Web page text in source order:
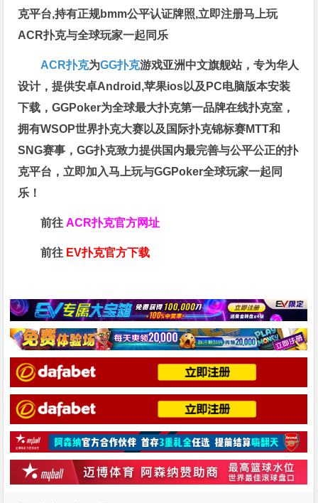
克平台,持有正规bmm公平认证牌照,立即注册马上玩
ACR扑克与全球玩家一起同乐
ACR扑克为GG扑克游戏亚洲中文旗舰站，专为华人
设计，提供安卓Android,苹果ios以及PC电脑版本安装
下载，GGPoker为全球最大扑克第一品牌在线扑克室，
拥有WSOP世界扑克大赛以及国际扑克锦标赛MTT和
SNG赛事，GG扑克致力提供国内最完善与公平公正的扑
克平台，立即加入马上玩与GGPoker全球玩家一起同
乐！
前往ACR扑克官方网址
前往 EV扑克官方下载